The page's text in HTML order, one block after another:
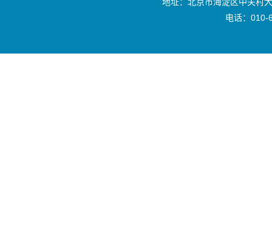
地址：北京市海淀区中关村
电话：